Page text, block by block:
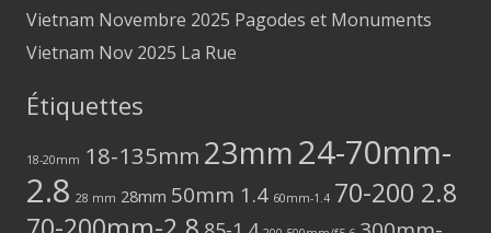
Vietnam Novembre 2025 Pagodes et Monuments
Vietnam Nov 2025 La Rue
Étiquettes
18-20mm 18-135mm 23mm24-70mm-
2.8 28 mm 28mm 50mm 1.4 60mm-1.4 70-200 2.8